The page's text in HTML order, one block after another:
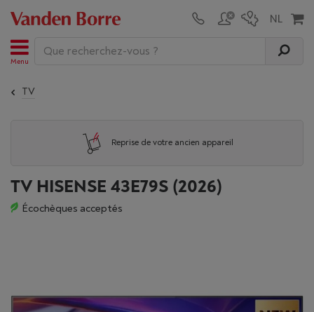
Menu
TV
Reprise de votre ancien appareil
TV HISENSE 43E79S (2026)
Écochèques acceptés